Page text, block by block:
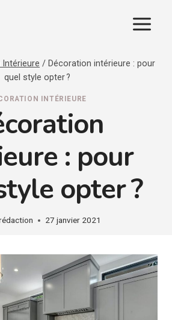
/ Décoration intérieure : pour
quel style opter ?
INTÉRIEURE
: pour
opter ?
27 janvier 2021